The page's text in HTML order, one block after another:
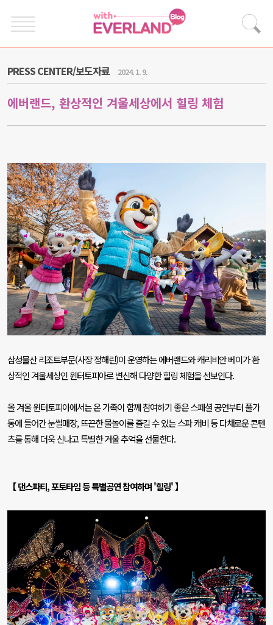
PRESS CENTER/보도자료 2024. 1. 9.
에버랜드, 환상적인 겨울세상에서 힐링 체험
삼성물산 리조트부문(사장 정해린)이 운영하는 에버랜드와 캐리비안 베이가 환
상적인 겨울세상인 윈터토피아로 변신해 다양한 힐링 체험을 선보인다.
올 겨울 윈터토피아에서는 온 가족이 함께 참여하기 좋은 스페셜 공연부터 풀가
동에 들어간 눈썰매장,뜨끈한 물놀이를 즐길 수 있는 스파 캐비 등 다채로운 콘텐
츠를 통해 더욱 신나고 특별한 겨울 추억을 선물한다.
【 댄스파티,포토타임 등 특별공연 참여하며'힐링'】